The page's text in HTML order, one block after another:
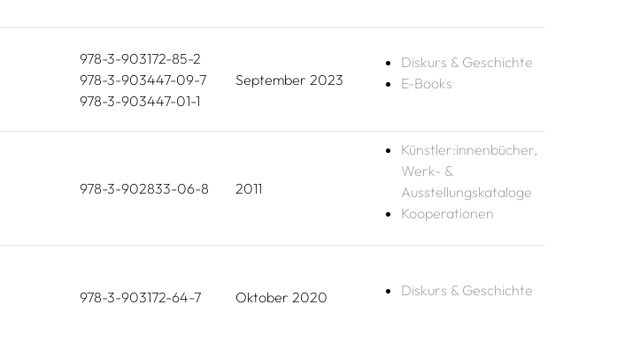
978-3-903172-85-2
978-3-903447-09-7
978-3-903447-01-1
September 2023
Diskurs & Geschichte
E-Books
978-3-902833-06-8 2011
Künstler:innenbücher,
Werk- &
Ausstellungskataloge
Kooperationen
978-3-903172-64-7 Oktober 2020 Diskurs & Geschichte